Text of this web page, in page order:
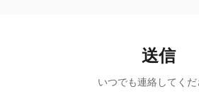
送信
いつでも連絡してくだ